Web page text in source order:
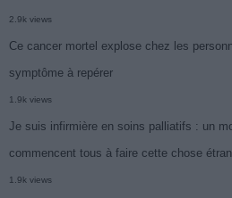
2.9k views
Ce cancer mortel explose chez les
symptôme à repérer
1.9k views
Je suis infirmière en soins palliatifs : un
commencent tous à faire cette chose
1.9k views